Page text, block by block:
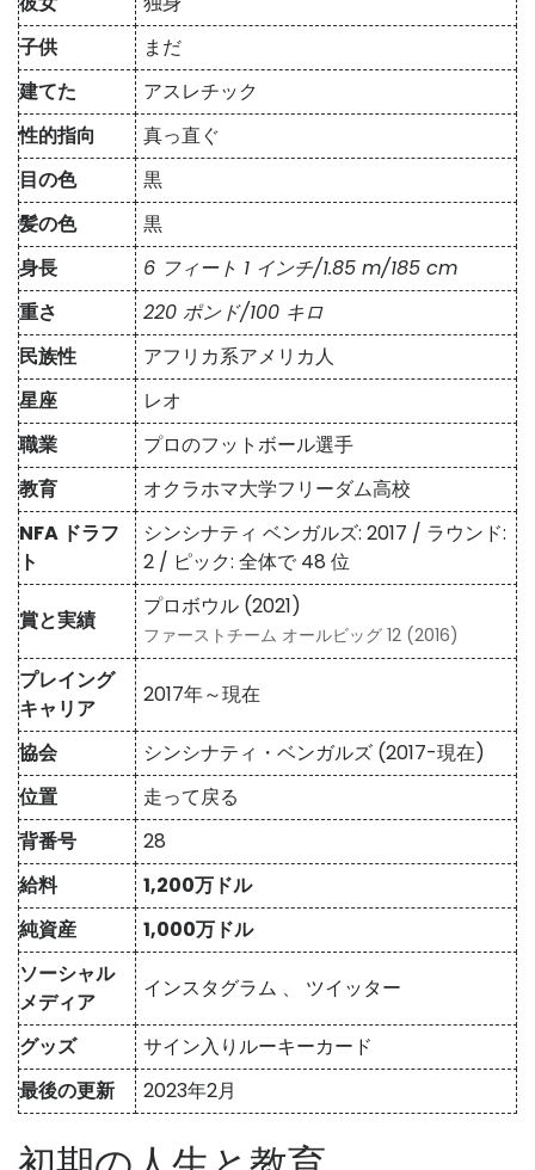
子供
まだ
建てた
アスレチック
性的指向
真っ直ぐ
目の色
黒
髪の色
黒
身長
6 フィート 1 インチ/1.85 m/185 cm
重さ
220 ポンド/100 キロ
民族性
アフリカ系アメリカ人
星座
レオ
職業
プロのフットボール選手
教育
オクラホマ大学フリーダム高校
NFA ドラフ
ト
シンシナティ ベンガルズ: 2017 / ラウンド:
2 / ピック: 全体で 48 位
賞と実績
プロボウル (2021)
ファーストチーム オールビッグ 12 (2016)
プレイング
キャリア
2017年～現在
協会
シンシナティ・ベンガルズ (2017-現在)
位置
走って戻る
背番号
28
給料
1,200万ドル
純資産
1,000万ドル
ソーシャル
メディア
インスタグラム 、 ツイッター
グッズ
サイン入りルーキーカード
最後の更新
2023年2月